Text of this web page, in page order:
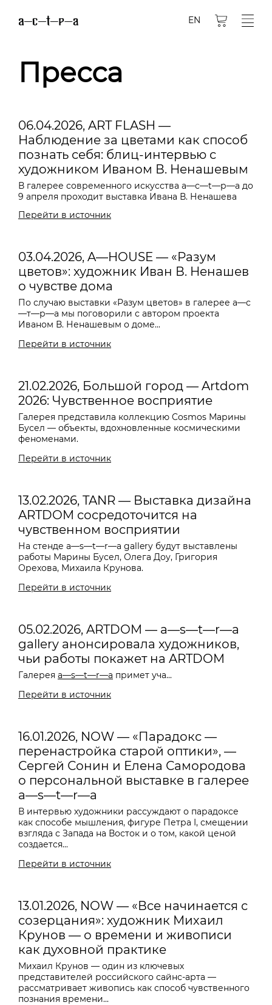
EN
Пресса
06.04.2026, ART FLASH —
Наблюдение за цветами как способ
познать себя: блиц-интервью с
художником Иваном В. Ненашевым
В галерее современного искусства a—с—t—р—а до
9 апреля проходит выставка Ивана В. Ненашева
Перейти в источник
03.04.2026, A—HOUSE — «Разум
цветов»: художник Иван В. Ненашев
о чувстве дома
По случаю выставки «Разум цветов» в галерее a—с
—т—р—a мы поговорили с автором проекта
Иваном В. Ненашевым о доме...
Перейти в источник
21.02.2026, Большой город — Artdom
2026: Чувственное восприятие
Галерея представила коллекцию Cosmos Марины
Бусел — объекты, вдохновленные космическими
феноменами.
Перейти в источник
13.02.2026, TANR — Выставка дизайна
ARTDOM сосредоточится на
чувственном восприятии
На стенде a—s—t—r—a gallery будут выставлены
работы Марины Бусел, Олега Доу, Григория
Орехова, Михаила Крунова.
Перейти в источник
05.02.2026, ARTDOM — a—s—t—r—a
gallery анонсировала художников,
чьи работы покажет на ARTDOM
Галерея a—s—t—r—a примет уча...
Перейти в источник
16.01.2026, NOW — «Парадокс —
перенастройка старой оптики», —
Сергей Сонин и Елена Самородова
о персональной выставке в галерее
a—s—t—r—a
В интервью художники рассуждают о парадоксе
как способе мышления, фигуре Петра I, смещении
взгляда с Запада на Восток и о том, какой ценой
создается...
Перейти в источник
13.01.2026, NOW — «Все начинается с
созерцания»: художник Михаил
Крунов — о времени и живописи
как духовной практике
Михаил Крунов — один из ключевых
представителей российского сайнс-арта —
рассматривает живопись как способ чувственного
познания времени...